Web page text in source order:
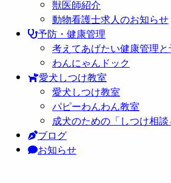
獣医師紹介
動物看護士求人のお知らせ
予防・健康管理
考えてあげたい健康管理
わんにゃんドック
愛犬しつけ教室
愛犬しつけ教室
パピーわんわん教室
成犬のための「しつけ相談
ブログ
お知らせ